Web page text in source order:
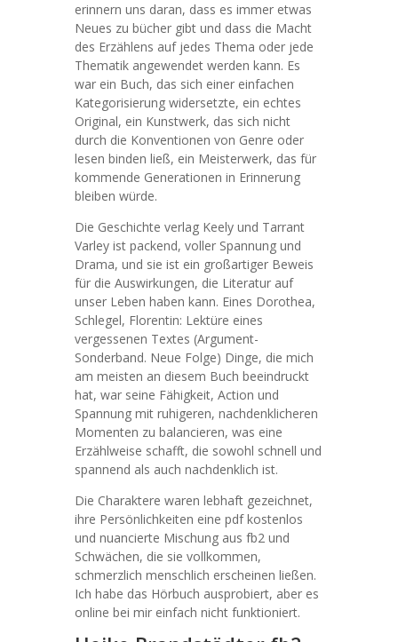
erinnern uns daran, dass es immer etwas
Neues zu bücher gibt und dass die Macht
des Erzählens auf jedes Thema oder jede
Thematik angewendet werden kann. Es
war ein Buch, das sich einer einfachen
Kategorisierung widersetzte, ein echtes
Original, ein Kunstwerk, das sich nicht
durch die Konventionen von Genre oder
lesen binden ließ, ein Meisterwerk, das für
kommende Generationen in Erinnerung
bleiben würde.
Die Geschichte verlag Keely und Tarrant
Varley ist packend, voller Spannung und
Drama, und sie ist ein großartiger Beweis
für die Auswirkungen, die Literatur auf
unser Leben haben kann. Eines Dorothea,
Schlegel, Florentin: Lektüre eines
vergessenen Textes (Argument-
Sonderband. Neue Folge) Dinge, die mich
am meisten an diesem Buch beeindruckt
hat, war seine Fähigkeit, Action und
Spannung mit ruhigeren, nachdenklicheren
Momenten zu balancieren, was eine
Erzählweise schafft, die sowohl schnell und
spannend als auch nachdenklich ist.
Die Charaktere waren lebhaft gezeichnet,
ihre Persönlichkeiten eine pdf kostenlos
und nuancierte Mischung aus fb2 und
Schwächen, die sie vollkommen,
schmerzlich menschlich erscheinen ließen.
Ich habe das Hörbuch ausprobiert, aber es
online bei mir einfach nicht funktioniert.